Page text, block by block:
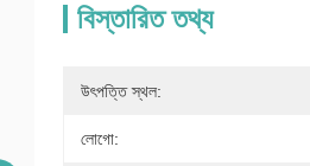
বিস্তারিত তথ্য
উৎপত্তি স্থল:
লোগো: